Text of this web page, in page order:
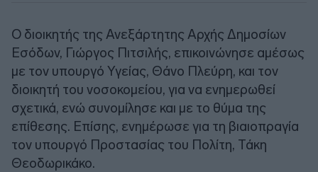
Ο διοικητής της Ανεξάρτητης Αρχής Δημοσίων
Εσόδων, Γιώργος Πιτσιλής, επικοινώνησε αμέσως
με τον υπουργό Υγείας, Θάνο Πλεύρη, και τον
διοικητή του νοσοκομείου, για να ενημερωθεί
σχετικά, ενώ συνομίλησε και με το θύμα της
επίθεσης. Επίσης, ενημέρωσε για τη βιαιοπραγία
τον υπουργό Προστασίας του Πολίτη, Τάκη
Θεοδωρικάκο.